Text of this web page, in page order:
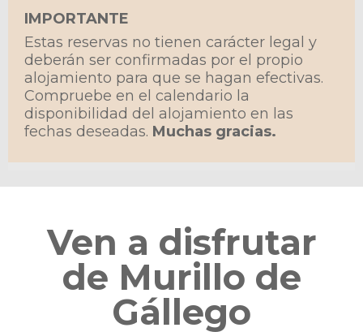
IMPORTANTE
Estas reservas no tienen carácter legal y
deberán ser confirmadas por el propio
alojamiento para que se hagan efectivas.
Compruebe en el calendario la
disponibilidad del alojamiento en las
fechas deseadas. Muchas gracias.
Ven a disfrutar
de Murillo de
Gállego